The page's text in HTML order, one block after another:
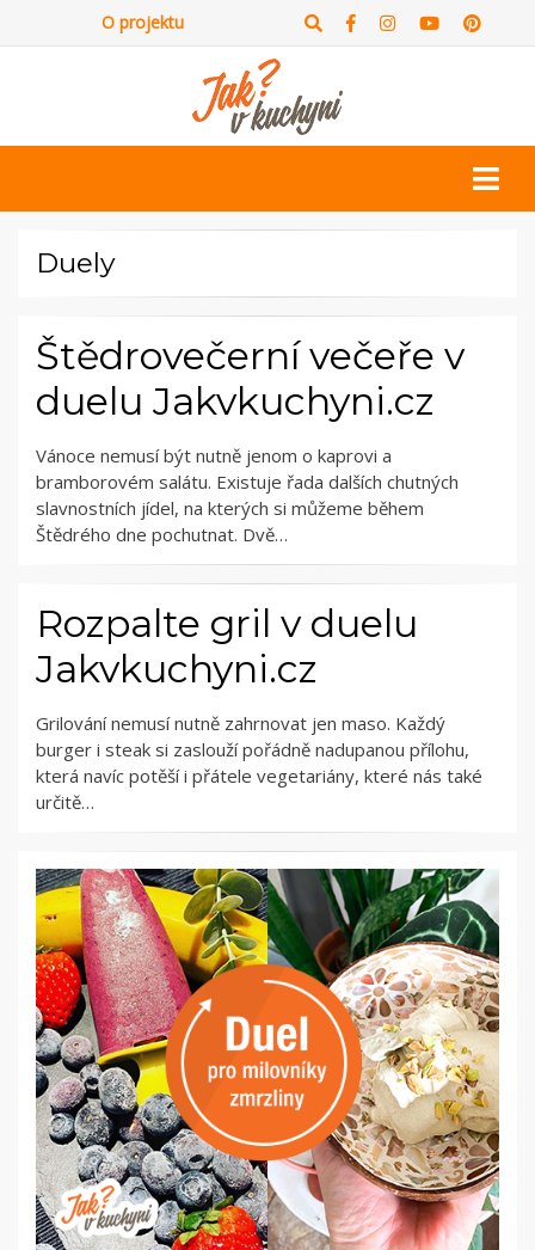
O projektu
Duely
Štědrovečerní večeře v
duelu Jakvkuchyni.cz
Vánoce nemusí být nutně jenom o kaprovi a
bramborovém salátu. Existuje řada dalších chutných
slavnostních jídel, na kterých si můžeme během
Štědrého dne pochutnat. Dvě…
Rozpalte gril v duelu
Jakvkuchyni.cz
Grilování nemusí nutně zahrnovat jen maso. Každý
burger i steak si zaslouží pořádně nadupanou přílohu,
která navíc potěší i přátele vegetariány, které nás také
určitě…